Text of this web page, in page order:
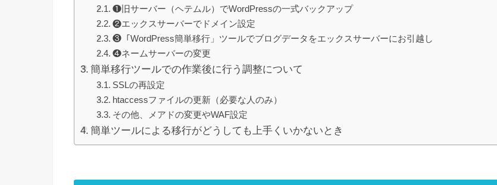
❶旧サーバー（ヘテムル）でWordPressの一式バックアップ
❷エックスサーバーでドメイン設定
❸「WordPress簡単移行」ツールでブログデータをエックスサーバーにお引越し
❹ネームサーバーの変更
簡単移行ツールでの作業後に行う調整について
SSLの再設定
htaccessファイルの更新（必要な人のみ）
その他、メアドの変更やWAF設定
簡単ツールによる移行がどうしても上手くいかないとき